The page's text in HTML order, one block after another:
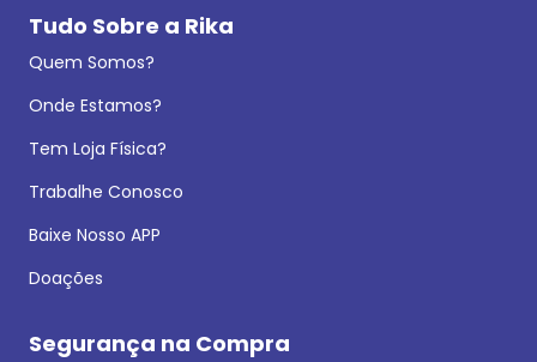
Tudo Sobre a Rika
Quem Somos?
Onde Estamos?
Tem Loja Física?
Trabalhe Conosco
Baixe Nosso APP
Doações
Segurança na Compra